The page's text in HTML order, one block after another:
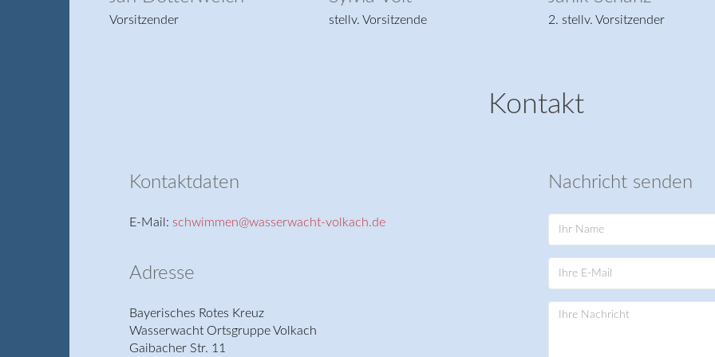
Technische Leiterin stellv. Technischer Leiter 2. stellv.
Kontakt
Kontaktdaten
E-Mail: schwimmen@wasserwacht-volkach.de
Adresse
Bayerisches Rotes Kreuz
Wasserwacht Ortsgruppe Volkach
Gaibacher Str. 11
Nachricht senden